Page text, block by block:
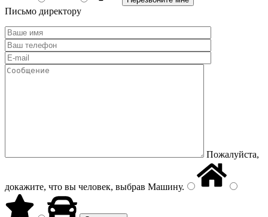
Письмо директору
Пожалуйста,
докажите, что вы человек, выбрав Машину.